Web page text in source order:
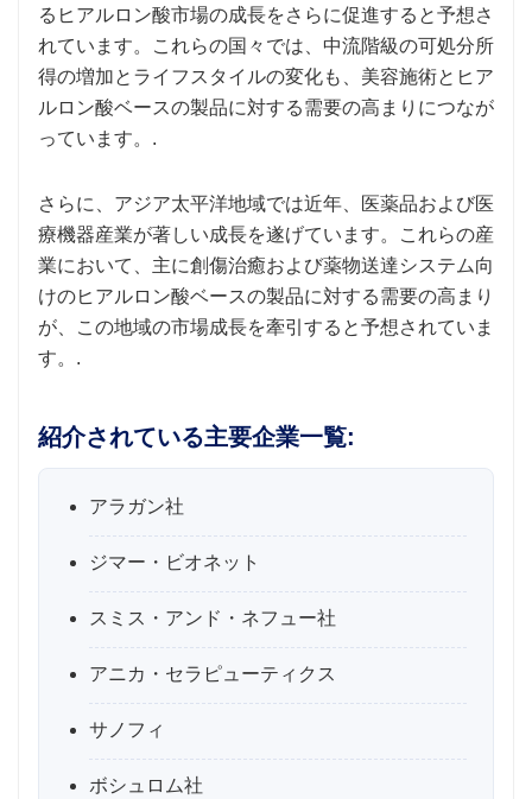
るヒアルロン酸市場の成長をさらに促進すると予想さ
れています。これらの国々では、中流階級の可処分所
得の増加とライフスタイルの変化も、美容施術とヒア
ルロン酸ベースの製品に対する需要の高まりにつなが
っています。.
さらに、アジア太平洋地域では近年、医薬品および医
療機器産業が著しい成長を遂げています。これらの産
業において、主に創傷治癒および薬物送達システム向
けのヒアルロン酸ベースの製品に対する需要の高まり
が、この地域の市場成長を牽引すると予想されていま
す。.
紹介されている主要企業一覧:
アラガン社
ジマー・ビオネット
スミス・アンド・ネフュー社
アニカ・セラピューティクス
サノフィ
ボシュロム社